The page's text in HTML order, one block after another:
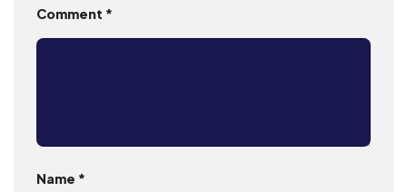
Comment *
Name *